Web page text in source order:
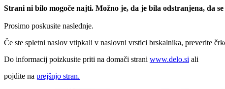
Strani ni bilo mogoče najti. Možno je, da je bila odstranjena, da
Prosimo poskusite naslednje.
Če ste spletni naslov vtipkali v naslovni vrstici brskalnika, preverite
Do informacij poizkusite priti na domači strani www.delo.si ali
pojdite na prejšnjo stran.